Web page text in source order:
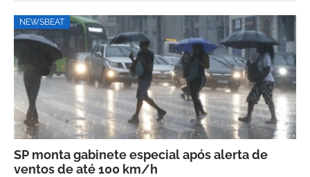
NEWSBEAT
SP monta gabinete especial após alerta de
ventos de até 100 km/h